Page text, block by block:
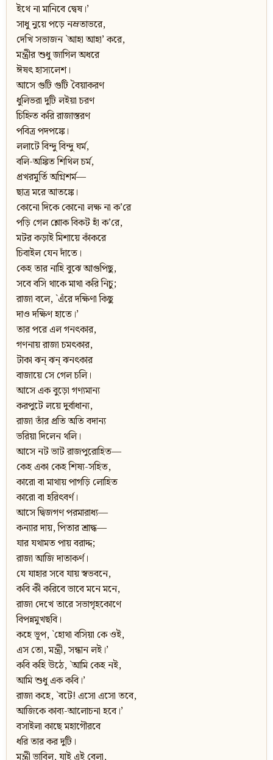
ইথে না মানিবে দ্বেষ।’
সাধু নুয়ে পড়ে নম্রতাভরে,
দেখি সভাজন `আহা আহা’ করে,
মন্ত্রীর শুধু জাগিল অধরে
ঈষত্‍‌ হাস্যলেশ।
আসে গুটি গুটি বৈয়াকরণ
ধুলিভরা দুটি লইয়া চরণ
চিহ্নিত করি রাজাস্তরণ
পবিত্র পদপঙ্কে।
ললাটে বিন্দু বিন্দু ঘর্ম,
বলি-অঙ্কিত শিথিল চর্ম,
প্রখরমুর্তি অগ্নিশর্ম—
ছাত্র মরে আতঙ্কে।
কোনো দিকে কোনো লক্ষ না ক’রে
পড়ি গেল শ্লোক বিকট হাঁ ক’রে,
মটর কড়াই মিশায়ে কাঁকরে
চিবাইল যেন দাঁতে।
কেহ তার নাহি বুঝে আগুপিছু,
সবে বসি থাকে মাথা করি নিচু;
রাজা বলে, `এঁরে দক্ষিণা কিছু
দাও দক্ষিণ হাতে।’
তার পরে এল গনত্‍‌কার,
গণনায় রাজা চমত্‍‌কার,
টাকা ঝন্ ঝন্ ঝনত্‍‌কার
বাজায়ে সে গেল চলি।
আসে এক বুড়ো গণ্যমান্য
করপুটে লয়ে দুর্বাধান্য,
রাজা তাঁর প্রতি অতি বদান্য
ভরিয়া দিলেন থলি।
আসে নট ভাট রাজপুরোহিত—
কেহ একা কেহ শিষ্য-সহিত,
কারো বা মাথায় পাগড়ি লোহিত
কারো বা হরিত্‍‌বর্ণ।
আসে দ্বিজগণ পরমারাধ্য—
কন্যার দায়, পিতার শ্রাদ্ধ—
যার যথামত পায় বরাদ্দ;
রাজা আজি দাতাকর্ণ।
যে যাহার সবে যায় স্বভবনে,
কবি কী করিবে ভাবে মনে মনে,
রাজা দেখে তারে সভাগৃহকোণে
বিপন্নমুখছবি।
কহে ভূপ, `হোথা বসিয়া কে ওই,
এস তো, মন্ত্রী, সন্ধান লই।’
কবি কহি উঠে, `আমি কেহ নই,
আমি শুধু এক কবি।’
রাজা কহে, `বটে! এসো এসো তবে,
আজিকে কাব্য-আলোচনা হবে।’
বসাইলা কাছে মহাগৌরবে
ধরি তার কর দুটি।